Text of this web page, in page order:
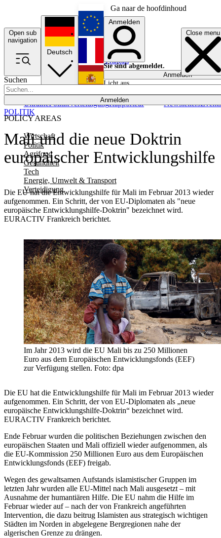
Ga naar de hoofdinhoud
Open sub
navigation
Close menu
Suchen
Anmelden
POLICY AREAS
Wirtschaft
Politik
Agrifood
Gesundheit
Tech
Energie, Umwelt & Transport
Verteidigung
UkrainePolitikVerteidigungRapporteur NewslettersEvents
Deutsch
English
Français
Anmelden
Sie sind abgemeldet.
Anmelden
Licht aus
Mali und die neue Doktrin
europäischer Entwicklungshilfe
Die EU hat die Entwicklungshilfe für Mali im Februar 2013 wieder
aufgenommen. Ein Schritt, der von EU-Diplomaten als "neue
europäische Entwicklungshilfe-Doktrin" bezeichnet wird.
EURACTIV Frankreich berichtet.
POLITIK
Im Jahr 2013 wird die EU Mali bis zu 250 Millionen
Euro aus dem Europäischen Entwicklungsfonds (EEF)
zur Verfügung stellen. Foto: dpa
Die EU hat die Entwicklungshilfe für Mali im Februar 2013 wieder
aufgenommen. Ein Schritt, der von EU-Diplomaten als „neue
europäische Entwicklungshilfe-Doktrin“ bezeichnet wird.
EURACTIV Frankreich berichtet.
Ende Februar wurden die politischen Beziehungen zwischen den
europäischen Staaten und Mali offiziell wieder aufgenommen, als
die EU-Kommission 250 Millionen Euro aus dem Europäischen
Entwicklungsfonds (EEF) freigab.
Wegen des gewaltsamen Aufstands islamistischer Gruppen im
letzten Jahr wurden alle EU-Mittel nach Mali ausgesetzt – mit
Ausnahme der humantiären Hilfe. Die EU nahm die Hilfe im
Februar wieder auf – nach der von Frankreich angeführten
Intervention, die dazu beitrug Islamisten aus strategisch wichtigen
Städten im Norden in abgelegene Bergregionen nahe der
algerischen Grenze zu drängen.